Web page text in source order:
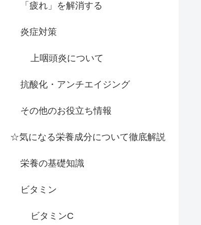
「疲れ」を解消する
炎症対策
上咽頭炎について
抗酸化・アンチエイジング
その他のお役立ち情報
☆気になる栄養成分について徹底解説
栄養の基礎知識
ビタミン
ビタミンC